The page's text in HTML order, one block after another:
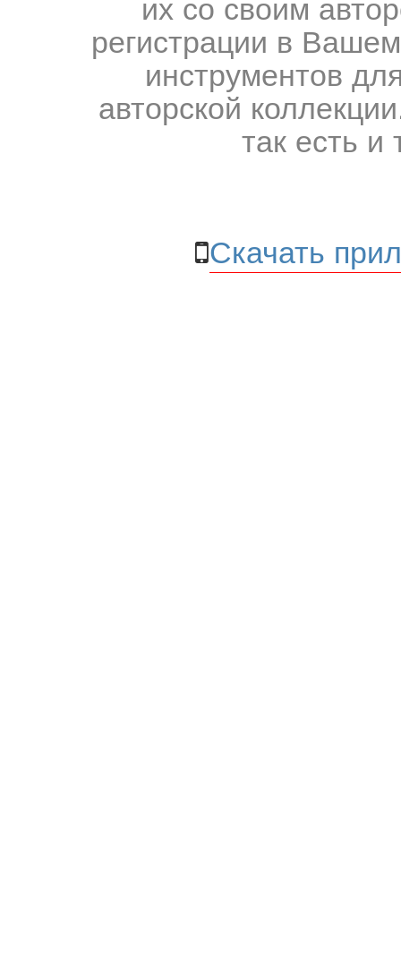
регистрации в
инструментов
авторской
так есть и
Скачать